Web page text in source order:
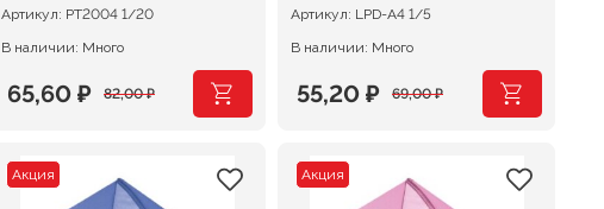
Артикул:
РТ2004 1/20
В наличии: Много
82,00₽
Первоначальная
составляла
65,60 ₽
Текущая
65,60 ₽.
Артикул:
LPD-A4 1/5
В наличии: Много
69,00₽
Первоначальная
составляла
55,20 ₽
Текущая
55,20 ₽.
Акция Акция